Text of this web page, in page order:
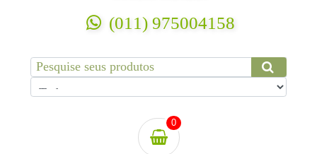
(011) 975004158
0